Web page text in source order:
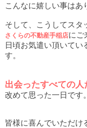
こんなに嬉しい事はあ
そして、こうしてスタ
さくらの不動産手稲店にご
日頃お気遣い頂いて
す。
出会ったすべての人
改めて思った一日です。
皆様に喜んでいただけ